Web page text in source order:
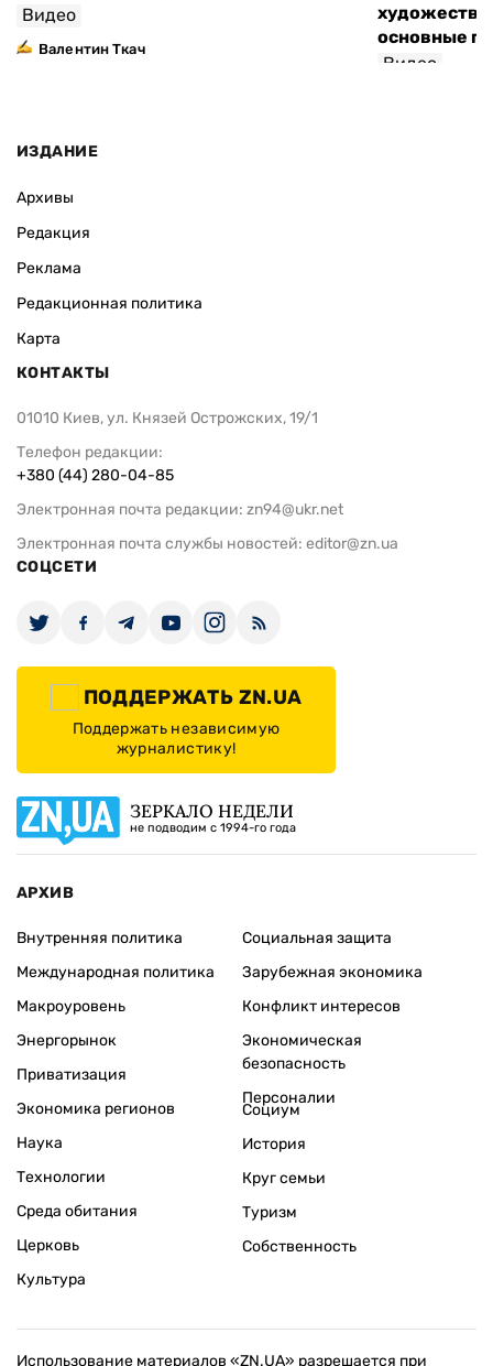
Видео
Валентин Ткач
основные
Видео
ИЗДАНИЕ
Архивы
Редакция
Реклама
Редакционная политика
Карта
КОНТАКТЫ
01010 Киев, ул. Князей Острожских, 19/1
Телефон редакции:
+380 (44) 280-04-85
Электронная почта редакции: zn94@ukr.net
Электронная почта службы новостей: editor@zn.ua
СОЦСЕТИ
ПОДДЕРЖАТЬ ZN.UA
Поддержать независимую
журналистику!
ЗЕРКАЛО НЕДЕЛИ
не подводим с 1994-го года
АРХИВ
Внутренняя политика
Международная политика
Макроуровень
Энергорынок
Приватизация
Экономика регионов
Социальная защита
Зарубежная экономика
Конфликт интересов
Экономическая
безопасность
Персоналии
Наука
Технологии
Среда обитания
Церковь
Культура
Социум
История
Круг семьи
Туризм
Собственность
Использование материалов «ZN.UA» разрешается при